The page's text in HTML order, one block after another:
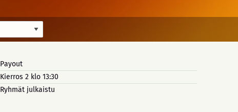
Payout
Kierros 2 klo 13:30
Ryhmät julkaistu